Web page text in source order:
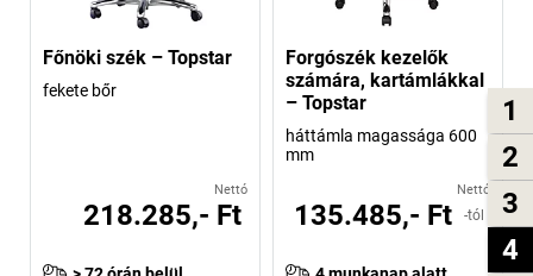
1
2
3
4
Főnöki szék – Topstar
fekete bőr
Nettó
218.285,- Ft
Forgószék kezelők
számára, kartámlákkal
– Topstar
háttámla magassága 600
mm
Nettó
135.485,- Ft -tól